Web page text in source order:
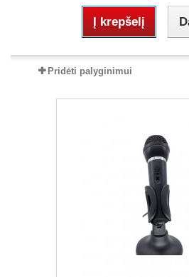
Į krepšelį
Pridėti palyginimui